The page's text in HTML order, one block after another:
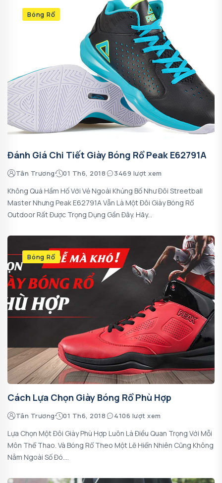
Bóng Rổ
Đánh Giá Chi Tiết Giày Bóng Rổ Peak E62791A
Tân Trương 01 Th6, 2018 3469 lượt xem
Không Quá Hầm Hố Với Vẻ Ngoài Khủng Bố Như Đôi Streetball
Master Nhưng Peak E62791A Vẫn Là Một Đôi Giày Bóng Rổ
Outdoor Rất Được Trọng Dụng Gần Đây. Hãy...
Bóng Rổ
Cách Lựa Chọn Giày Bóng Rổ Phù Hợp
Tân Trương 01 Th6, 2018 4106 lượt xem
Lựa Chọn Một Đôi Giày Phù Hợp Luôn Là Điều Quan Trọng Với Mỗi
Môn Thể Thao. Và Bóng Rổ Theo Một Lẽ Hiển Nhiên Cũng Không
Nằm Ngoài Số Đó....